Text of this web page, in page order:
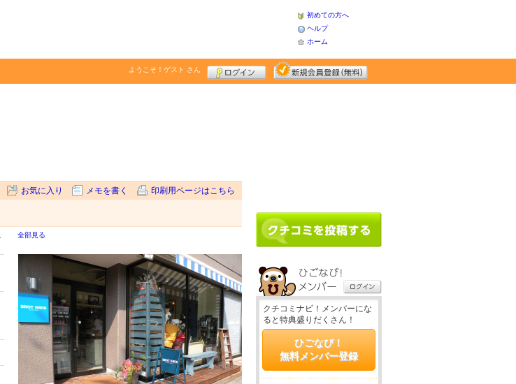
初めての方へ
ヘルプ
ホーム
ようこそ！ ゲスト さん
お気に入り メモを書く 印刷用ページはこちら
全部見る
クチコミナビ！メンバーにな
ると特典盛りだくさん！
ひごなび！
無料メンバー登録